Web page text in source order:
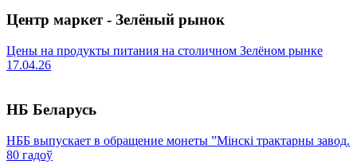
Центр маркет - Зелёный рынок
Цены на продукты питания на столичном Зелёном рынке
17.04.26
НБ Беларусь
НББ выпускает в обращение монеты ”Мінскі трактарны завод.
80 гадоў